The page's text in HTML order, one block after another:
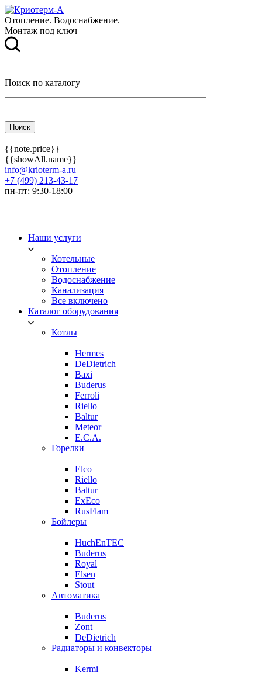
Отопление. Водоснабжение.
Монтаж под ключ
Поиск по каталогу
{{note.price}}
{{showAll.name}}
info@krioterm-a.ru
+7 (499) 213-43-17
пн-пт: 9:30-18:00
Наши услуги
Котельные
Отопление
Водоснабжение
Канализация
Все включено
Каталог оборудования
Котлы
Hermes
DeDietrich
Baxi
Buderus
Ferroli
Riello
Baltur
Meteor
E.C.A.
Горелки
Elco
Riello
Baltur
ExEco
RusFlam
Бойлеры
HuchEnTEC
Buderus
Royal
Elsen
Stout
Автоматика
Buderus
Zont
DeDietrich
Радиаторы и конвекторы
Kermi